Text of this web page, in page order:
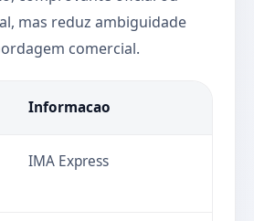
mas reduz ambiguidade
comercial.
Informacao
IMA Express